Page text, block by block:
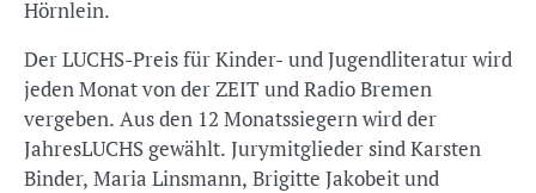
Hörnlein.
Der LUCHS-Preis für Kinder- und Jugendliteratur wird
jeden Monat von der ZEIT und Radio Bremen
vergeben. Aus den 12 Monatssiegern wird der
JahresLUCHS gewählt. Jurymitglieder sind Karsten
Binder, Maria Linsmann, Brigitte Jakobeit und